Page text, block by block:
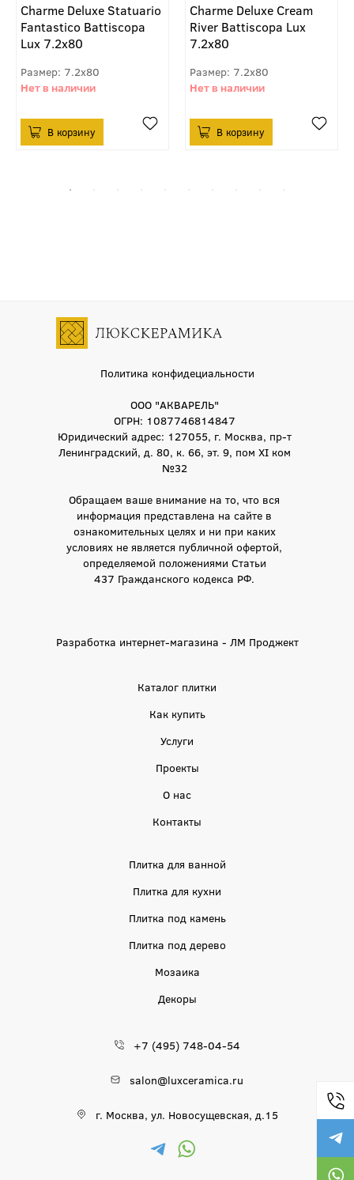
Charme Deluxe Statuario
Fantastico Battiscopa
Lux 7.2x80
7.2x80
Charme Deluxe Cream
River Battiscopa Lux
7.2x80
7.2x80
Политика конфидециальности
ООО "АКВАРЕЛЬ"
ОГРН: 1087746814847
Юридический адрес: 127055, г. Москва, пр-т
Ленинградский, д. 80, к. 66, эт. 9, пом XI ком
№32
Обращаем ваше внимание на то, что вся
информация представлена на сайте в
ознакомительных целях и ни при каких
условиях не является публичной офертой,
определяемой положениями Статьи
437 Гражданского кодекса РФ.
Разработка интернет-магазина - ЛМ Проджект
Каталог плитки
Как купить
Услуги
Проекты
О нас
Контакты
Плитка для ванной
Плитка для кухни
Плитка под камень
Плитка под дерево
Мозаика
Декоры
+7 (495) 748-04-54
salon@luxceramica.ru
г. Москва, ул. Новосущевская, д.15